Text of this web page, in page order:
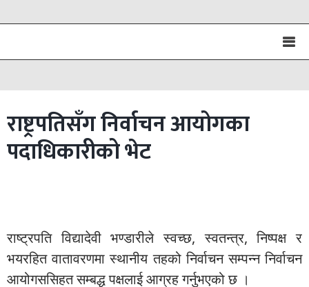
राष्ट्रपतिसँग निर्वाचन आयोगका
पदाधिकारीको भेट
राष्ट्रपति विद्यादेवी भण्डारीले स्वच्छ, स्वतन्त्र, निष्पक्ष र
भयरहित वातावरणमा स्थानीय तहको निर्वाचन सम्पन्न निर्वाचन
आयोगससिहत सम्बद्ध पक्षलाई आग्रह गर्नुभएको छ ।